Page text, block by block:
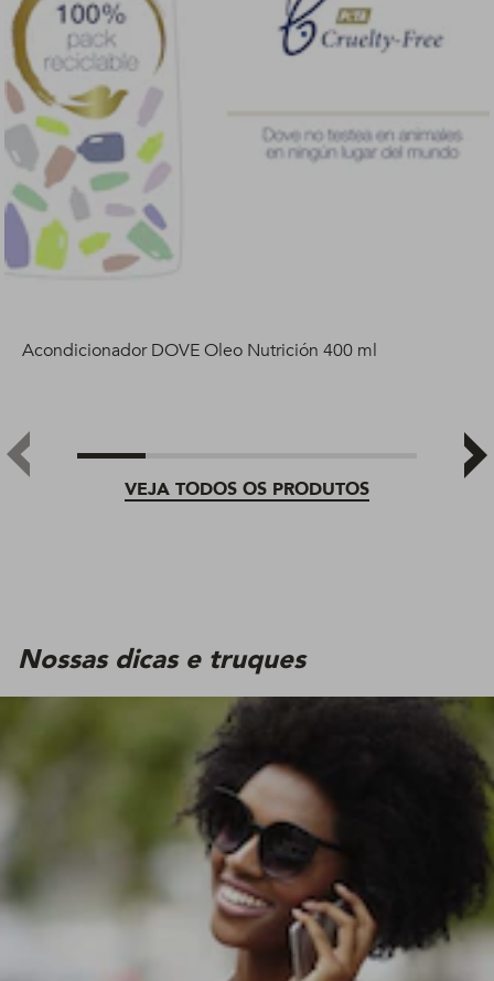
VEJA TODOS OS PRODUTOS
Acondicionador DOVE Oleo Nutrición 400 ml
Nossas dicas e truques